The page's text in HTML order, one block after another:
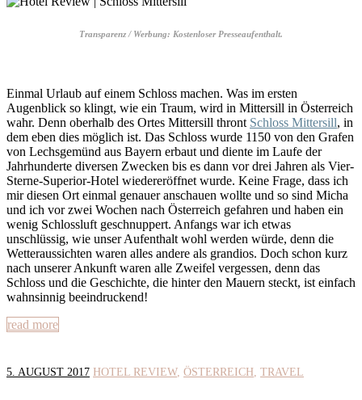
Transparenz / Werbung: Kostenloser Presseaufenthalt.
Einmal Urlaub auf einem Schloss machen. Was im ersten
Augenblick so klingt, wie ein Traum, wird in Mittersill in Österreich
wahr. Denn oberhalb des Ortes Mittersill thront Schloss Mittersill, in
dem eben dies möglich ist. Das Schloss wurde 1150 von den Grafen
von Lechsgemünd aus Bayern erbaut und diente im Laufe der
Jahrhunderte diversen Zwecken bis es dann vor drei Jahren als Vier-
Sterne-Superior-Hotel wiedereröffnet wurde. Keine Frage, dass ich
mir diesen Ort einmal genauer anschauen wollte und so sind Micha
und ich vor zwei Wochen nach Österreich gefahren und haben ein
wenig Schlossluft geschnuppert. Anfangs war ich etwas
unschlüssig, wie unser Aufenthalt wohl werden würde, denn die
Wetteraussichten waren alles andere als grandios. Doch schon kurz
nach unserer Ankunft waren alle Zweifel vergessen, denn das
Schloss und die Geschichte, die hinter den Mauern steckt, ist einfach
wahnsinnig beeindruckend!
read more
5. AUGUST 2017 HOTEL REVIEW ÖSTERREICH TRAVEL